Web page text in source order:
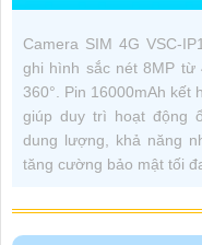
Camera SIM 4G VSC-
ghi hình sắc nét 8MP từ
360°. Pin 16000mAh
giúp duy trì hoạt động
dung lượng, khả năng
tăng cường bảo mật tối